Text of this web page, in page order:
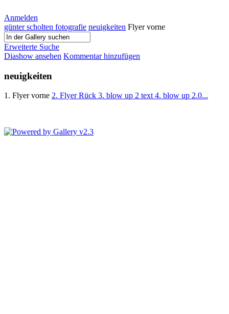
Anmelden
günter scholten fotografie neuigkeiten Flyer vorne
Erweiterte Suche
Diashow ansehen Kommentar hinzufügen
neuigkeiten
1. Flyer vorne 2. Flyer Rück 3. blow up 2 text4. blow up 2.0...